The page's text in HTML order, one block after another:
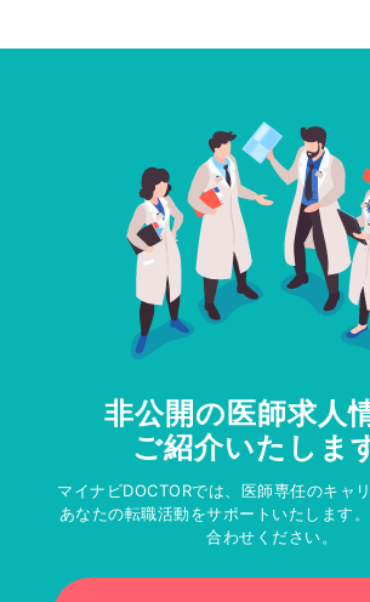
非公開の医師求人
ご紹介いたしま
マイナビDOCTORでは、医師専任のキャ
あなたの転職活動をサポートいたします
合わせください。